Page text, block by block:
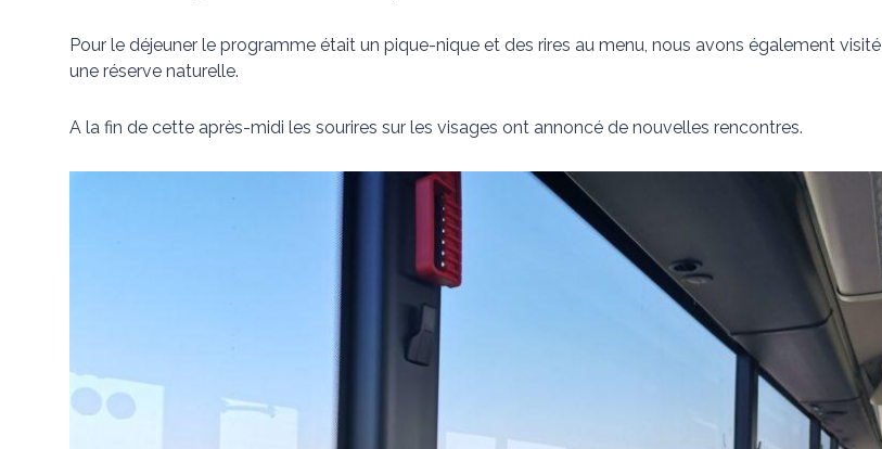
Pour le déjeuner le programme était un pique-nique et des rires au menu, nous avons également visité
une réserve naturelle.
A la fin de cette après-midi les sourires sur les visages ont annoncé de nouvelles rencontres.